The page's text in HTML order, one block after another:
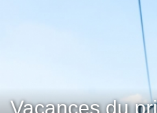
Vacances du